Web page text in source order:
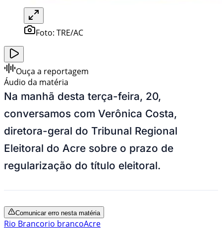
Foto: TRE/AC
Ouça a reportagem
Áudio da matéria
Na manhã desta terça-feira, 20,
conversamos com Verônica Costa,
diretora-geral do Tribunal Regional
Eleitoral do Acre sobre o prazo de
regularização do título eleitoral.
Comunicar erro nesta matéria
Rio Brancorio brancoAcre